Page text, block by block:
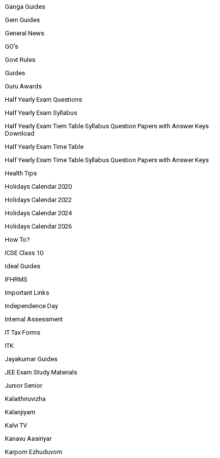
Ganga Guides
Gem Guides
General News
GO's
Govt Rules
Guides
Guru Awards
Half Yearly Exam Questions
Half Yearly Exam Syllabus
Half Yearly Exam Tiem Table Syllabus Question Papers with Answer Keys
Download
Half Yearly Exam Time Table
Half Yearly Exam Time Table Syllabus Question Papers with Answer Keys
Health Tips
Holidays Calendar 2020
Holidays Calendar 2022
Holidays Calendar 2024
Holidays Calendar 2026
How To?
ICSE Class 10
Ideal Guides
IFHRMS
Important Links
Independence Day
Internal Assessment
IT Tax Forms
ITK
Jayakumar Guides
JEE Exam Study Materials
Junior Senior
Kalaithiruvizha
Kalanjiyam
Kalvi TV
Kanavu Aasiriyar
Karpom Ezhuduvom